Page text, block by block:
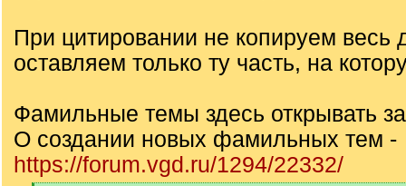
При цитировании не копируем весь
оставляем только ту часть, на
Фамильные темы здесь открывать
О создании новых фамильных тем -
https://forum.vgd.ru/1294/22332/